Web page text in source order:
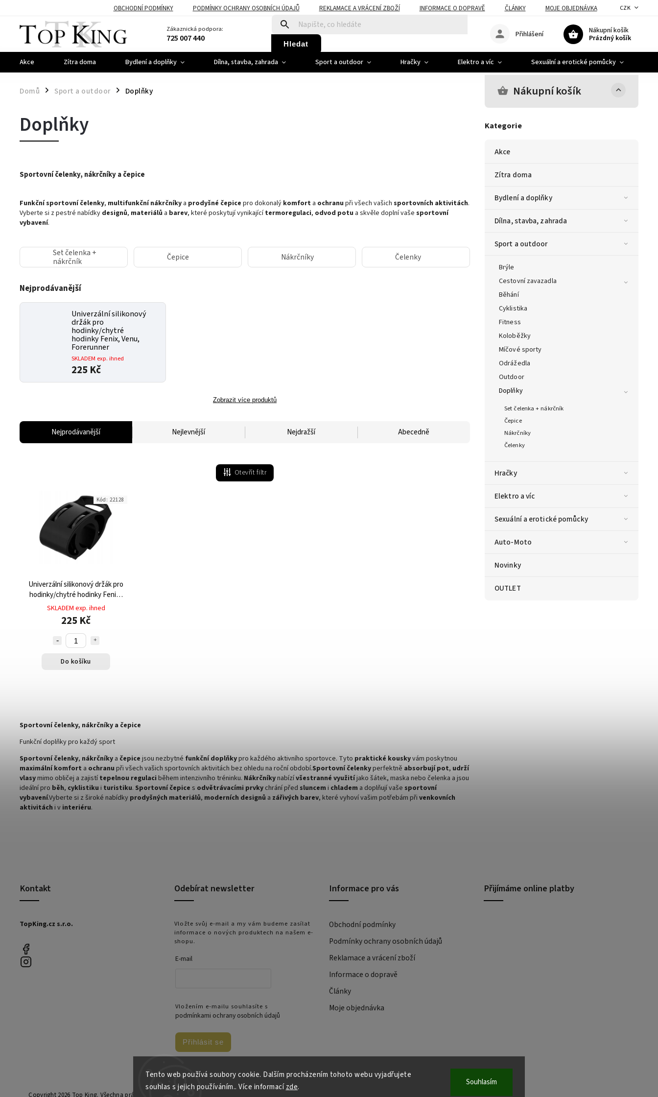
Tento web používá soubory cookie. Dalším procházením tohoto webu vyjadřujete
souhlas s jejich používáním.. Více informacízde. Souhlasím
OBCHODNÍ PODMÍNKY PODMÍNKY OCHRANY OSOBNÍCH ÚDAJŮ REKLAMACE A VRÁCENÍ ZBOŽÍ INFORMACE O DOPRAVĚ ČLÁNKY MOJE OBJEDNÁVKA CZK
Zákaznická podpora:
725 007 440 Hledat
Nákupní košík
Prázdný košík
Přihlášení
Akce Zítra doma Bydlení a doplňky Dílna, stavba, zahrada Sport a outdoor Hračky Elektro a víc Sexuální a erotické pomůcky
Domů / Sport a outdoor / Doplňky Nákupní košík
Kategorie
Akce
Zítra doma
Bydlení a doplňky
Dílna, stavba, zahrada
Sport a outdoor
Brýle
Cestovní zavazadla
Běhání
Cyklistika
Fitness
Koloběžky
Míčové sporty
Odrážedla
Outdoor
Doplňky
Set čelenka + nákrčník
Čepice
Nákrčníky
Čelenky
Hračky
Elektro a víc
Sexuální a erotické pomůcky
Auto-Moto
Novinky
OUTLET
Doplňky
Sportovní čelenky, nákrčníky a čepice
Funkční sportovní čelenky, multifunkční nákrčníky a prodyšné čepice pro dokonalý komfort a ochranu při všech vašich sportovních aktivitách.
Vyberte si z pestré nabídky designů, materiálů a barev, které poskytují vynikajícítermoregulaci, odvod potu a skvěle doplní vaše sportovní
vybavení.
Set čelenka +
nákrčník
Čepice Nákrčníky Čelenky
Nejprodávanější
Univerzální silikonový
držák pro
hodinky/chytré
hodinky Fenix, ​​​​Venu,
Forerunner
SKLADEM exp. ihned
225 Kč
Zobrazit více produktů
Nejprodávanější Nejlevnější Nejdražší Abecedně
Otevřít filtr
Univerzální silikonový držák pro
hodinky/chytré hodinky Fenix, ​​​​
Venu, Forerunner
SKLADEM exp. ihned
225 Kč
Do košíku
Kód: 22128
Sportovní čelenky, nákrčníky a čepice
Funkční doplňky pro každý sport
Sportovní čelenky, nákrčníky a čepice jsou nezbytné funkční doplňkypro každého aktivního sportovce. Tyto praktické kouskyvám poskytnou
maximální komfort a ochranu při všech vašich sportovních aktivitách bez ohledu na roční období.Sportovní čelenkyperfektně absorbují pot, udrží
vlasymimo obličej a zajistí tepelnou regulaci během intenzivního tréninku. Nákrčníkynabízívšestranné využitíjako šátek, maska nebo čelenka a jsou
ideální pro běh, cyklistiku i turistiku. Sportovní čepice s odvětrávacími prvky chrání před sluncem i chladem a doplňují vaše sportovní
vybavení.Vyberte si z široké nabídky prodyšných materiálů, moderních designů a zářivých barev, které vyhoví vašim potřebám při venkovních
aktivitách i v interiéru.
Kontakt
TopKing.cz s.r.o.
Odebírat newsletter
Vložte svůj e-mail a my vám budeme zasílat
informace o nových produktech na našem e-
shopu.
E-mail
Vložením e-mailu souhlasíte s
podmínkami ochrany osobních údajů
Přihlásit se
Informace pro vás
Obchodní podmínky
Podmínky ochrany osobních údajů
Reklamace a vrácení zboží
Informace o dopravě
Články
Moje objednávka
Přijímáme online platby
Copyright 2026 Top King. Všechna práva vyhrazena.